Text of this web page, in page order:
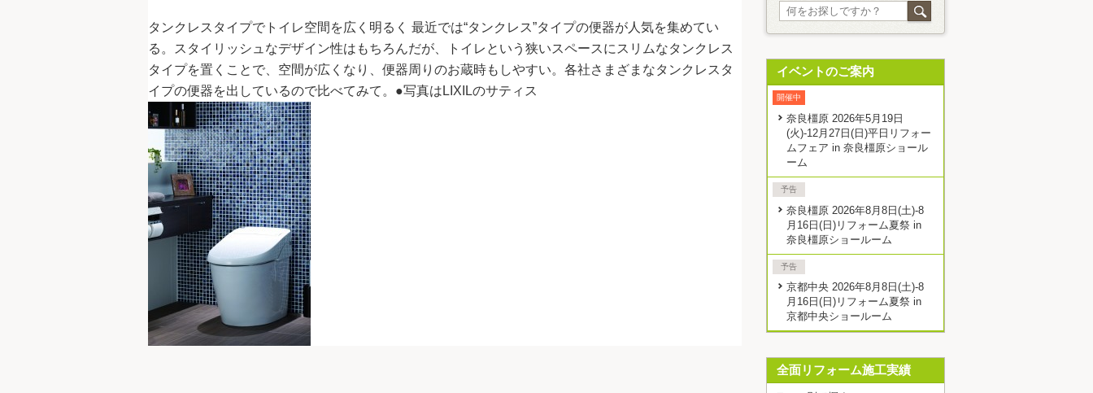
タンクレスタイプでトイレ空間を広く明るく 最近では“タンクレス”タイプの便器が人気を集めてい
る。スタイリッシュなデザイン性はもちろんだが、トイレという狭いスペースにスリムなタンクレス
タイプを置くことで、空間が広くなり、便器周りのお蔵時もしやすい。各社さまざまなタンクレスタ
イプの便器を出しているので比べてみて。●写真はLIXILのサティス
イベントのご案内
開催中
奈良橿原 2026年5月19日
(火)-12月27日(日)平日リフォー
ムフェア in 奈良橿原ショール
ーム
予告
奈良橿原 2026年8月8日(土)-8
月16日(日)リフォーム夏祭 in
奈良橿原ショールーム
予告
京都中央 2026年8月8日(土)-8
月16日(日)リフォーム夏祭 in
京都中央ショールーム
全面リフォーム施工実績